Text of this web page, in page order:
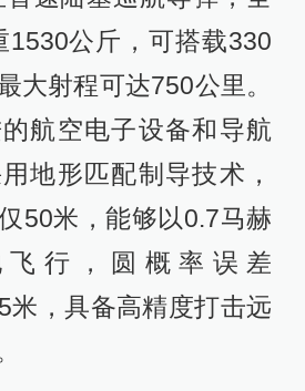
1530公斤，可搭载330
大射程可达750公里。
航空电子设备和导航
地形匹配制导技术，
50米，能够以0.7马赫
行，圆概率误差
米，具备高精度打击远